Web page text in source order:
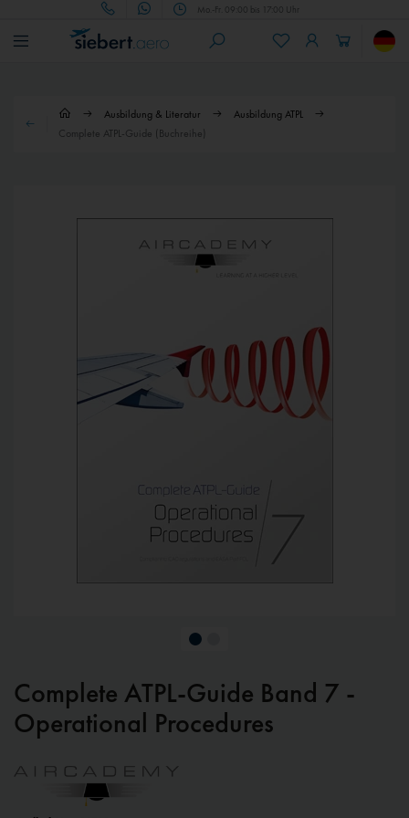
Mo.-Fr. 09:00 bis 17:00 Uhr
Ausbildung & Literatur
Ausbildung ATPL
Complete ATPL-Guide (Buchreihe)
Complete ATPL-Guide Band 7 -
Operational Procedures